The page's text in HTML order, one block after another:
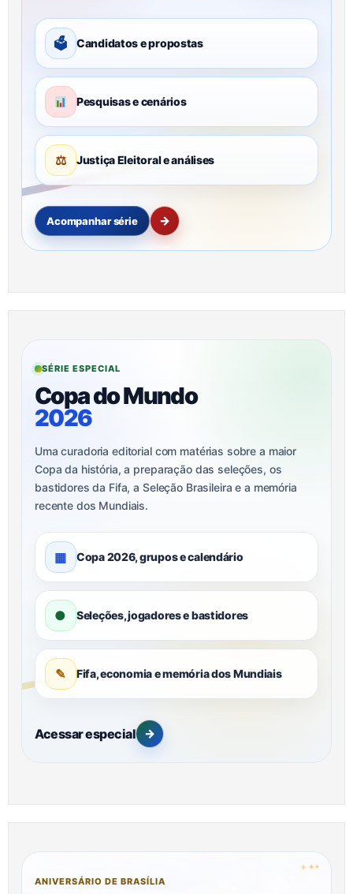
🗳 Candidatos e propostas
Pesquisas e cenários
⚖ Justiça Eleitoral e análises
Acompanhar série →
SÉRIE ESPECIAL
Copa do Mundo
2026
Uma curadoria editorial com matérias sobre a maior
Copa da história, a preparação das seleções, os
bastidores da Fifa, a Seleção Brasileira e a memória
recente dos Mundiais.
▦ Copa 2026, grupos e calendário
● Seleções, jogadores e bastidores
✎ Fifa, economia e memória dos Mundiais
Acessar especial →
✦ ✦✦
ANIVERSÁRIO DE BRASÍLIA